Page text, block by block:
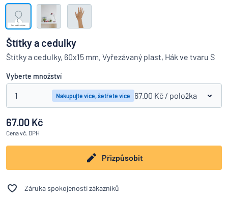
Nenacházíte, co hledáte? Začněte navrhovat
Zobrazit všechny kategorie
Vyžádat
nabídku
Přihlášení
Služby
zákazníkům
Jednotlivec
/ Podnik
Štítky a cedulky
Štítky a cedulky, 60x15 mm, Vyřezávaný plast, Hák ve tvaru S
Vyberte množství
1 Nakupujte více, šetřete více 67.00 Kč / položka
67.00 Kč
Cenavč. DPH
Přizpůsobit
Záruka spokojenosti zákazníků